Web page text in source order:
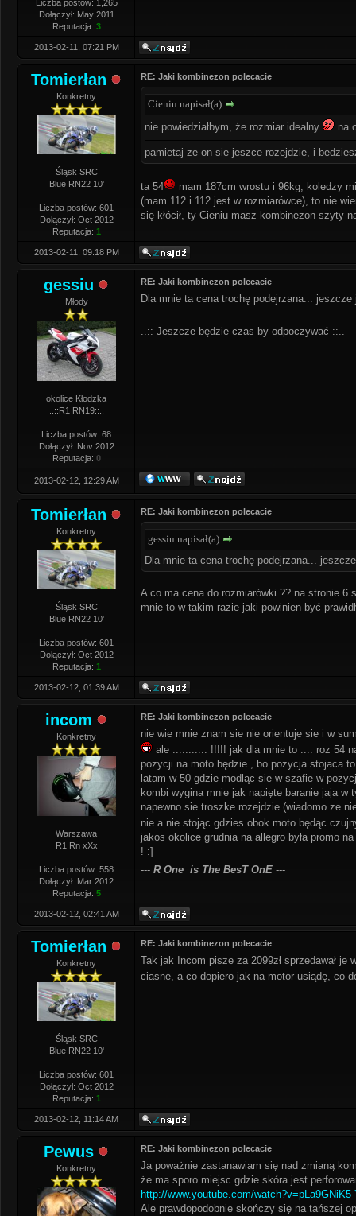
Liczba postów: 1,265
Dołączył: May 2011
Reputacja: 3
2013-02-11, 07:21 PM
Tomierłan
Konkretny
Śląsk SRC
Blue RN22 10'
Liczba postów: 601
Dołączył: Oct 2012
Reputacja: 1
RE: Jaki kombinezon polecacie
Cieniu napisał(a):
nie powiedziałbym, że rozmiar idealny
na
pamietaj ze on sie jeszce rozejdzie, i
ta 54
mam 187cm wrostu i 96kg, koledzy
(mam 112 i 112 jest w rozmiarówce), to nie
się kłócił, ty Cieniu masz kombinezon szyty
2013-02-11, 09:18 PM
gessiu
Młody
okolice Kłodzka
..::R1 RN19::..
Liczba postów: 68
Dołączył: Nov 2012
Reputacja: 0
RE: Jaki kombinezon polecacie
Dla mnie ta cena trochę podejrzana...
..:: Jeszcze będzie czas by odpoczywać ::..
2013-02-12, 12:29 AM
Tomierłan
Konkretny
Śląsk SRC
Blue RN22 10'
Liczba postów: 601
Dołączył: Oct 2012
Reputacja: 1
RE: Jaki kombinezon polecacie
gessiu napisał(a):
Dla mnie ta cena trochę podejrzana...
A co ma cena do rozmiarówki ?? na stronie 6
mnie to w takim razie jaki powinien być
2013-02-12, 01:39 AM
incom
Konkretny
Warszawa
R1 Rn xXx
Liczba postów: 558
Dołączył: Mar 2012
Reputacja: 5
RE: Jaki kombinezon polecacie
nie wie mnie znam sie nie orientuje sie i w
ale ........... !!!!! jak dla mnie to .... roz 54
pozycji na moto będzie , bo pozycja stojaca
latam w 50 gdzie modląc sie w szafie w
kombi wygina mnie jak napięte baranie jaja
napewno sie troszke rozejdzie (wiadomo ze
nie a nie stojąc gdzies obok moto będąc
jakos okolice grudnia na allegro była promo
! :]
--- R One is The BesT OnE ---
2013-02-12, 02:41 AM
Tomierłan
Konkretny
Śląsk SRC
Blue RN22 10'
Liczba postów: 601
Dołączył: Oct 2012
Reputacja: 1
RE: Jaki kombinezon polecacie
Tak jak Incom pisze za 2099zł sprzedawał
ciasne, a co dopiero jak na motor usiądę, co
2013-02-12, 11:14 AM
Pewus
Konkretny
RE: Jaki kombinezon polecacie
Ja poważnie zastanawiam się nad zmianą
że ma sporo miejsc gdzie skóra jest
http://www.youtube.com/
Ale prawdopodobnie skończy się na tańszej